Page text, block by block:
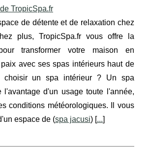
TropicSpa.fr
de détente et de relaxation chez
plus, TropicSpa.fr vous offre la
transformer votre maison en
avec ses spas intérieurs haut de
choisir un spa intérieur ? Un spa
l'avantage d'un usage toute l'année,
conditions météorologiques. Il vous
espace de (spa jacusi) [...]